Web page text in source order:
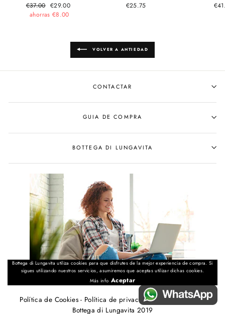
Bottega di Lungavita utiliza cookies para que disfrutes de la mejor experiencia de compra. Si
sigues utilizando nuestros servicios, asumiremos que aceptas utilizar dichas cookies.
Más info Aceptar
Precio
habitual
€37.00 Precio
de
€29.00
ahorras €8.00
€25.75
VOLVER A ANTIEDAD
CONTACTAR
GUIA DE COMPRA
BOTTEGA DI LUNGAVITA
Política de Cookies- Política de privacidad- Aviso Legal- ©
Bottega di Lungavita 2019